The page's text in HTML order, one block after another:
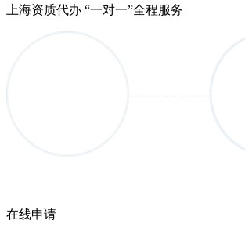
上海资质代办 “一对一”全程服务
在线申请